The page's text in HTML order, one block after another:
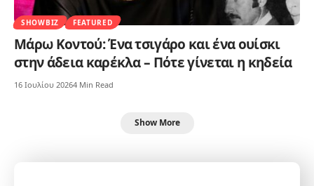
SHOWBIZ FEATURED
Μάρω Κοντού: Ένα τσιγάρο και ένα ουίσκι
στην άδεια καρέκλα – Πότε γίνεται η κηδεία
16 Ιουλίου 20264 Min Read
Show More